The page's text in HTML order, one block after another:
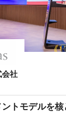
会社
トモデルを